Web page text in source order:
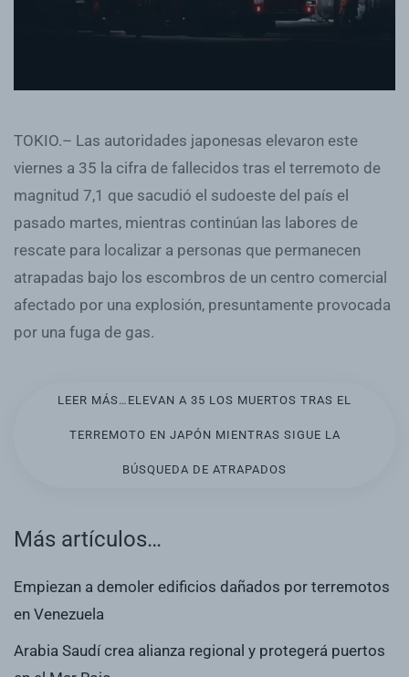
TOKIO.– Las autoridades japonesas elevaron este
viernes a 35 la cifra de fallecidos tras el terremoto de
magnitud 7,1 que sacudió el sudoeste del país el
pasado martes, mientras continúan las labores de
rescate para localizar a personas que permanecen
atrapadas bajo los escombros de un centro comercial
afectado por una explosión, presuntamente provocada
por una fuga de gas.
LEER MÁS…ELEVAN A 35 LOS MUERTOS TRAS EL
TERREMOTO EN JAPÓN MIENTRAS SIGUE LA
BÚSQUEDA DE ATRAPADOS
Más artículos…
Empiezan a demoler edificios dañados por terremotos
en Venezuela
Arabia Saudí crea alianza regional y protegerá puertos